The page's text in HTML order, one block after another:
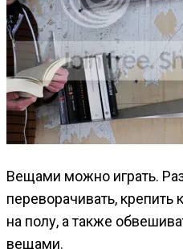
Вещами можно играть.
переворачивать, крепить
на полу, а также
вещами.